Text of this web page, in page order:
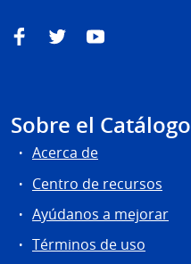
FacebookTwitterYouTube
Sobre el Catálogo
Acerca de
Centro de recursos
Ayúdanos a mejorar
Términos de uso